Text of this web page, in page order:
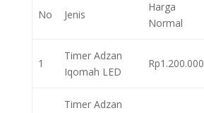
No Jenis
Harga
Normal
1
Timer Adzan
Iqomah LED
Rp1.200.000
Timer Adzan